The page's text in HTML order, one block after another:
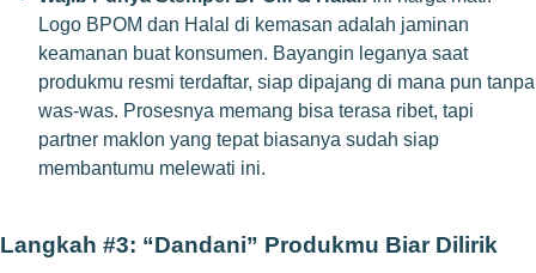
Logo BPOM dan Halal di kemasan adalah jaminan
keamanan buat konsumen. Bayangin leganya saat
produkmu resmi terdaftar, siap dipajang di mana pun tanpa
was-was. Prosesnya memang bisa terasa ribet, tapi
partner maklon yang tepat biasanya sudah siap
membantumu melewati ini.
Langkah #3: “Dandani” Produkmu Biar Dilirik